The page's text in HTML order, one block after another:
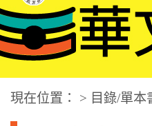
:::中央區塊
華文視障電子圖書網
現在位置： > 目錄/單本